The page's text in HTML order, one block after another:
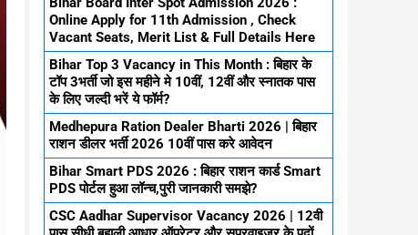
Online Apply for 11th Admission , Check
Vacant Seats, Merit List & Full Details Here
Bihar Top 3 Vacancy in This Month : बिहार के
टॉप 3भर्ती जो इस महीने मे 10वीं, 12वीं और स्नातक पास
के लिए जल्दी भरें ये फॉर्म?
Medhepura Ration Dealer Bharti 2026 | बिहार
राशन डीलर भर्ती 2026 10वीं पास करे आवेदन
Bihar Smart PDS 2026 : बिहार राशन कार्ड Smart
PDS पोर्टल हुआ लॉन्च,पुरी जानकारी समझे?
CSC Aadhar Supervisor Vacancy 2026 | 12वी